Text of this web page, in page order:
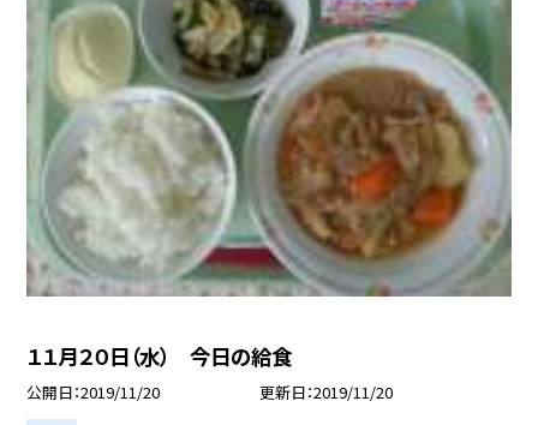
１１月２０日（水） 今日の給食
公開日 2019/11/20 更新日 2019/11/20